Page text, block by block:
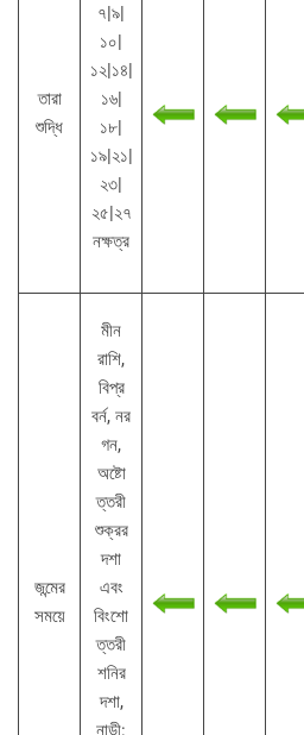
তারা
শুদ্ধি
৭|৯|
১০|
১২|১৪|
১৬|
১৮|
১৯|২১|
২৩|
২৫|২৭
নক্ষত্র
জন্মের
সময়ে
মীন
রাশি,
বিপ্র
বর্ন, নর
গন,
অষ্টো
ত্তরী
শুক্রর
দশা
এবং
বিংশো
ত্তরী
শনির
দশা,
নাড়ী: